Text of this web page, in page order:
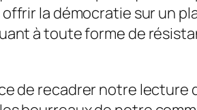
la démocratie sur un
à toute forme de
de recadrer notre